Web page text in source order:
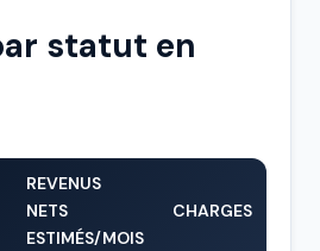
statut en
REVENUS
NETS
ESTIMÉS/MOIS
CHARGES